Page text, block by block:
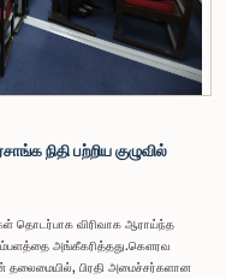
நிதி பற்றிய குழுவில்
தொடர்பாக விரிவாக ஆராய்ந்த
அங்கீகரித்தது.கௌரவ
தலைமையில், பிரதி அமைச்சர்களான